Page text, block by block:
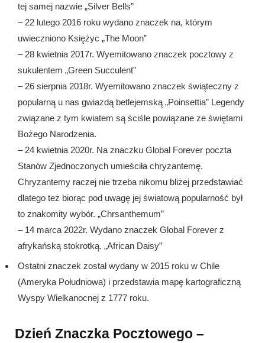
tej samej nazwie „Silver Bells”
– 22 lutego 2016 roku wydano znaczek na, którym
uwieczniono Księżyc „The Moon”
– 28 kwietnia 2017r. Wyemitowano znaczek pocztowy z
sukulentem „Green Succulent”
– 26 sierpnia 2018r. Wyemitowano znaczek świąteczny z
popularną u nas gwiazdą betlejemską „Poinsettia” Legendy
związane z tym kwiatem są ściśle powiązane ze świętami
Bożego Narodzenia.
– 24 kwietnia 2020r. Na znaczku Global Forever poczta
Stanów Zjednoczonych umieściła chryzantemę.
Chryzantemy raczej nie trzeba nikomu bliżej przedstawiać
dlatego też biorąc pod uwagę jej światową popularność był
to znakomity wybór. „Chrsanthemum”
– 14 marca 2022r. Wydano znaczek Global Forever z
afrykańską stokrotką. „African Daisy”
Ostatni znaczek został wydany w 2015 roku w Chile
(Ameryka Południowa) i przedstawia mapę kartograficzną
Wyspy Wielkanocnej z 1777 roku.
Dzień Znaczka Pocztowego –